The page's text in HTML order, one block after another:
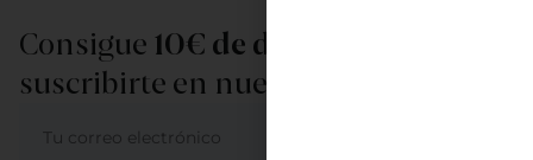
Consigue 10€ de descuento
suscribirte en nuestra newsletter